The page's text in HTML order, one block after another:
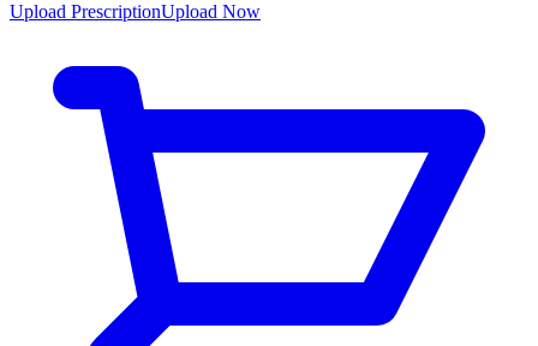
Upload PrescriptionUpload Now